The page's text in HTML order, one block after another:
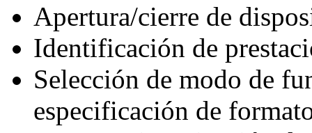
Apertura/cierre de
Identificación de
Selección de modo de
especificación de